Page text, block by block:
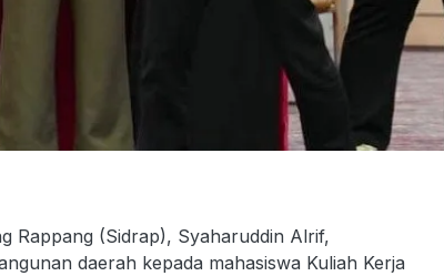
Rappang (Sidrap), Syaharuddin Alrif,
daerah kepada mahasiswa Kuliah Kerja